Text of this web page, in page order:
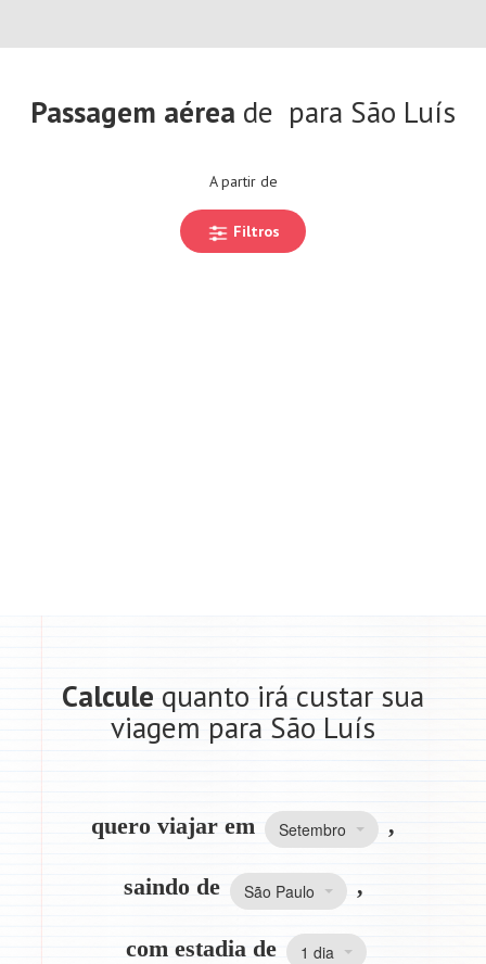
Passagem aérea de para São Luís
A partir de
Filtros
Calcule quanto irá custar sua
viagem para São Luís
quero viajar em Setembro ,
saindo de São Paulo ,
com estadia de 1 dia